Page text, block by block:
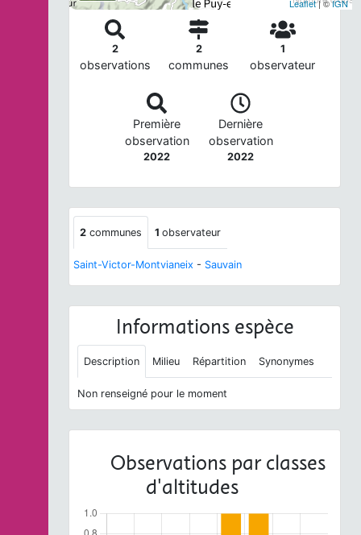
Leaflet| ©IGN
2
observations
2
communes
1
observateur
Première
observation
2022
Dernière
observation
2022
2 communes 1 observateur
Saint-Victor-Montvianeix - Sauvain
Informations espèce
Description Milieu Répartition Synonymes
Non renseigné pour le moment
Observations par classes
d'altitudes